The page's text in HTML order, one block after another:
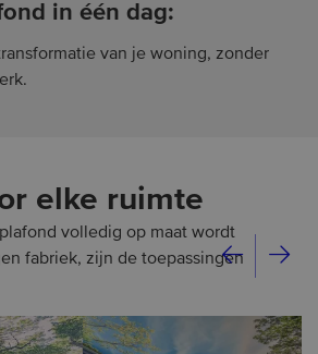
in één dag:
van je woning, zonder
elke ruimte
volledig op maat wordt
fabriek, zijn de toepassingen